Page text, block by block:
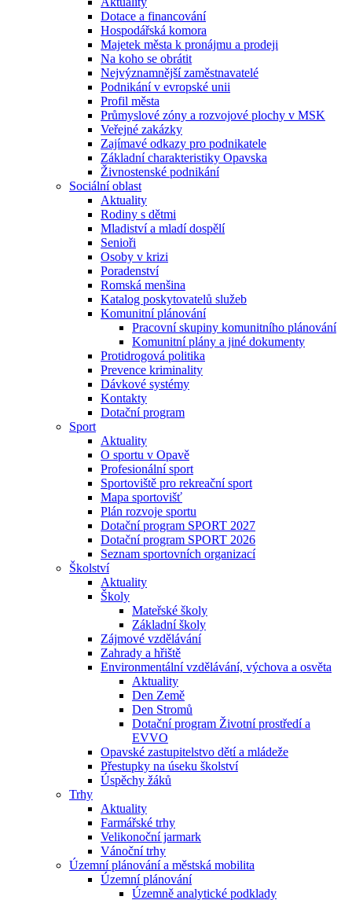
Dotace a financování
Hospodářská komora
Majetek města k pronájmu a prodeji
Na koho se obrátit
Nejvýznamnější zaměstnavatelé
Podnikání v evropské unii
Profil města
Průmyslové zóny a rozvojové plochy v MSK
Veřejné zakázky
Zajímavé odkazy pro podnikatele
Základní charakteristiky Opavska
Živnostenské podnikání
Sociální oblast
Aktuality
Rodiny s dětmi
Mladiství a mladí dospělí
Senioři
Osoby v krizi
Poradenství
Romská menšina
Katalog poskytovatelů služeb
Komunitní plánování
Pracovní skupiny komunitního plánování
Komunitní plány a jiné dokumenty
Protidrogová politika
Prevence kriminality
Dávkové systémy
Kontakty
Dotační program
Sport
Aktuality
O sportu v Opavě
Profesionální sport
Sportoviště pro rekreační sport
Mapa sportovišť
Plán rozvoje sportu
Dotační program SPORT 2027
Dotační program SPORT 2026
Seznam sportovních organizací
Školství
Aktuality
Školy
Mateřské školy
Základní školy
Zájmové vzdělávání
Zahrady a hřiště
Environmentální vzdělávání, výchova a osvěta
Aktuality
Den Země
Den Stromů
Dotační program Životní prostředí a
EVVO
Opavské zastupitelstvo dětí a mládeže
Přestupky na úseku školství
Úspěchy žáků
Trhy
Aktuality
Farmářské trhy
Velikonoční jarmark
Vánoční trhy
Územní plánování a městská mobilita
Územní plánování
Územně analytické podklady